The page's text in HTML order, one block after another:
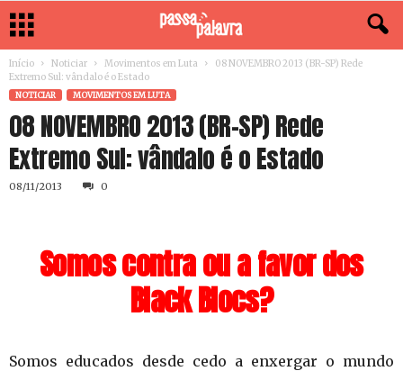
Início Noticiar Movimentos em Luta
08 NOVEMBRO 2013 (BR-SP) Rede
NOTICIAR MOVIMENTOS EM LUTA
08 NOVEMBRO 2013 (BR-SP) Rede
08/11/2013 0
Somos contra ou a favor dos
Black Blocs?
Somos educados desde cedo a enxergar o mundo